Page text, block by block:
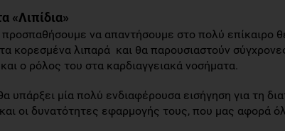
«Λιπίδια»
να απαντήσουμε στο πολύ επίκαιρο
κορεσμένα λιπαρά και θα παρουσιαστούν
ο ρόλος του στα καρδιαγγειακά νοσήματα.
υπάρξει μία πολύ ενδιαφέρουσα εισήγηση για τη
οι δυνατότητες εφαρμογής τους, που μας αφορά